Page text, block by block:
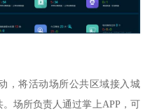
，将活动场所公共区域接入城
场所负责人通过掌上APP，可